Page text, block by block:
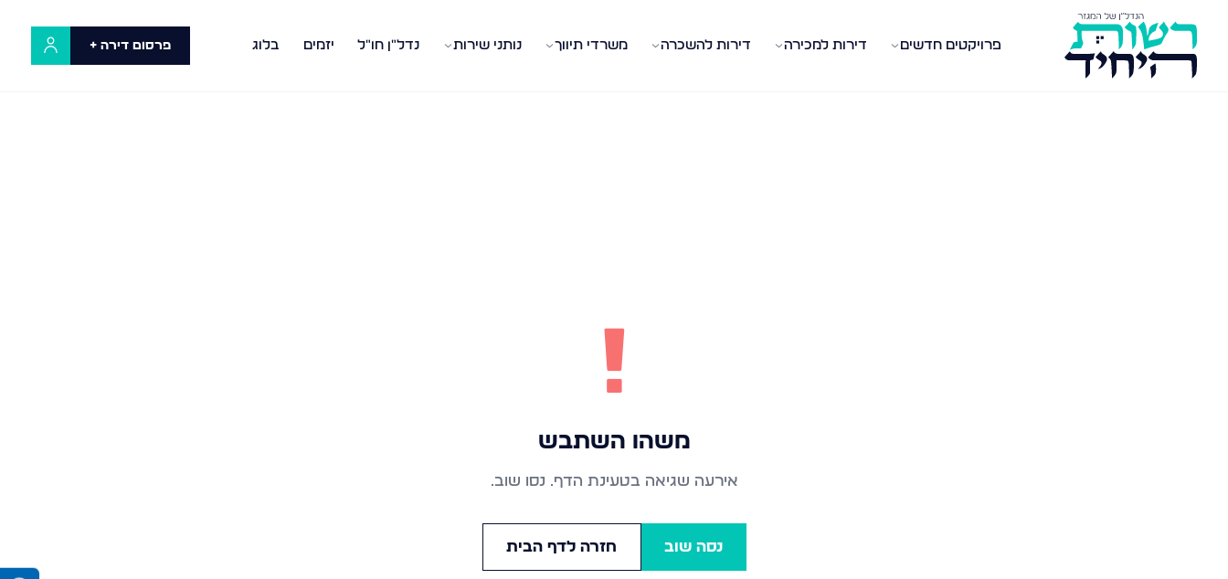
פרויקטים חדשים דירות למכירה דירות להשכרה משרדי תיווך נותני שירות נדל"ן חו"ל יזמים בלוג פרסום דירה +
!
משהו השתבש
אירעה שגיאה בטעינת הדף. נסו שוב.
נסה שוב חזרה לדף הבית